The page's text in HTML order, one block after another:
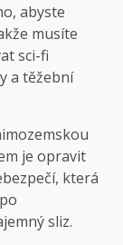
abyste
musíte
sci-fi
a těžební
je opravit
která
sliz.